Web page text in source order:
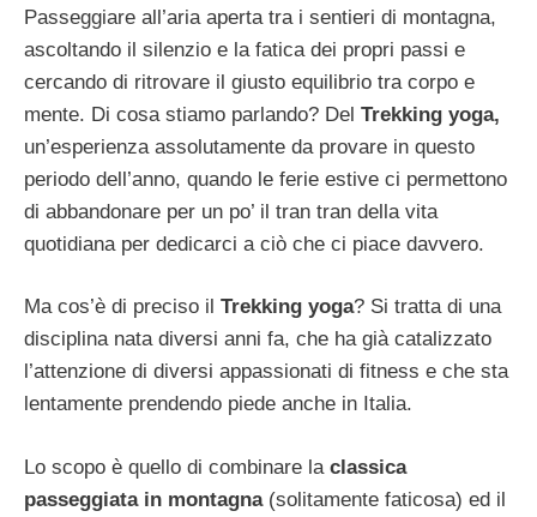
Passeggiare all’aria aperta tra i sentieri di montagna,
ascoltando il silenzio e la fatica dei propri passi e
cercando di ritrovare il giusto equilibrio tra corpo e
mente. Di cosa stiamo parlando? Del Trekking yoga,
un’esperienza assolutamente da provare in questo
periodo dell’anno, quando le ferie estive ci permettono
di abbandonare per un po’ il tran tran della vita
quotidiana per dedicarci a ciò che ci piace davvero.
Ma cos’è di preciso il Trekking yoga? Si tratta di una
disciplina nata diversi anni fa, che ha già catalizzato
l’attenzione di diversi appassionati di fitness e che sta
lentamente prendendo piede anche in Italia.
Lo scopo è quello di combinare la classica
passeggiata in montagna (solitamente faticosa) ed il